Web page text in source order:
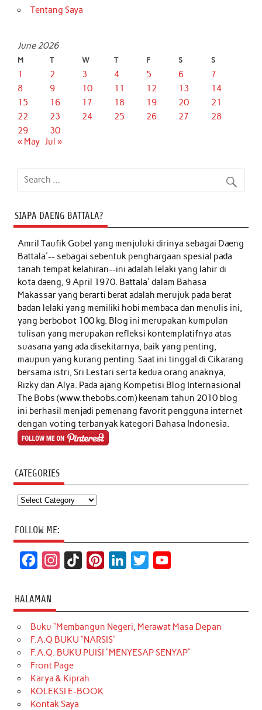
Tentang Saya
June 2026
M T W T F S S
1 2 3 4 5 6
7
8
9 10 11 12 13
14
15
16 17 18 19 20
21
22
23 24 25 26 27
28
29
30
« May Jul »
SIAPA DAENG BATTALA?
Amril Taufik Gobelyang menjuluki dirinya sebagai Daeng
Battala'-- sebagai sebentuk penghargaan spesial pada
tanah tempat kelahiran--ini adalah lelaki yang lahir di
kota daeng, 9 April 1970. Battala' dalam Bahasa
Makassar yang berarti berat adalah merujuk pada berat
badan lelaki yang memiliki hobi membaca dan menulis ini,
yang berbobot 100 kg. Blog ini merupakan kumpulan
tulisan yang merupakan refleksi kontemplatifnya atas
suasana yang ada disekitarnya, baik yang penting,
maupun yang kurang penting. Saat ini tinggal di Cikarang
bersama istri, Sri Lestari serta kedua orang anaknya,
Rizky dan Alya. Pada ajang Kompetisi Blog Internasional
The Bobs (www.thebobs.com) keenam tahun 2010 blog
ini berhasil menjadi pemenang favorit pengguna internet
dengan voting terbanyak kategori Bahasa Indonesia.
CATEGORIES
Categories
FOLLOW ME:
c
e
b
o
o
k
t
a
g
r
a
m
T
o
k
t
e
r
k
e
d
t
t
e
T
u
b
HALAMAN
Buku “Membangun Negeri, Merawat Masa Depan
F.A.Q BUKU “NARSIS”
F.A.Q. BUKU PUISI “MENYESAP SENYAP”
Front Page
Karya & Kiprah
KOLEKSI E-BOOK
Kontak Saya